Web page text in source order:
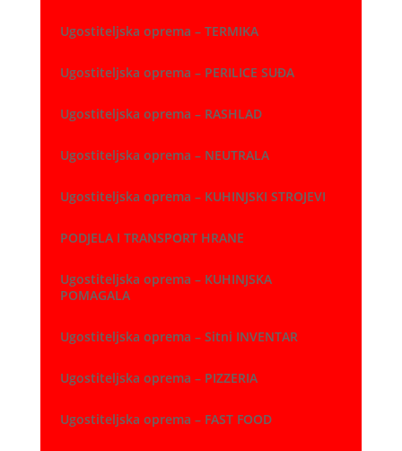
Ugostiteljska oprema – TERMIKA
Ugostiteljska oprema – PERILICE SUĐA
Ugostiteljska oprema – RASHLAD
Ugostiteljska oprema – NEUTRALA
Ugostiteljska oprema – KUHINJSKI STROJEVI
PODJELA I TRANSPORT HRANE
Ugostiteljska oprema – KUHINJSKA
POMAGALA
Ugostiteljska oprema – Sitni INVENTAR
Ugostiteljska oprema – PIZZERIA
Ugostiteljska oprema – FAST FOOD